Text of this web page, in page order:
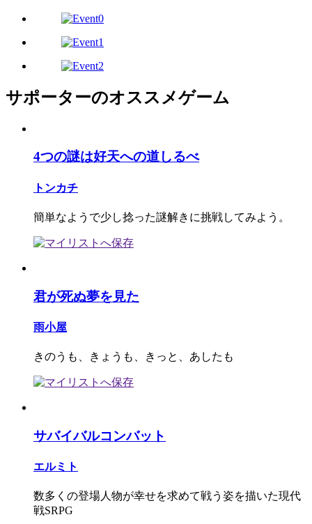
サポーターのオススメゲーム
4つの謎は好天への道しるべ
トンカチ
簡単なようで少し捻った謎解きに挑戦してみよう。
君が死ぬ夢を見た
雨小屋
きのうも、きょうも、きっと、あしたも
サバイバルコンバット
エルミト
数多くの登場人物が幸せを求めて戦う姿を描いた現代
戦SRPG